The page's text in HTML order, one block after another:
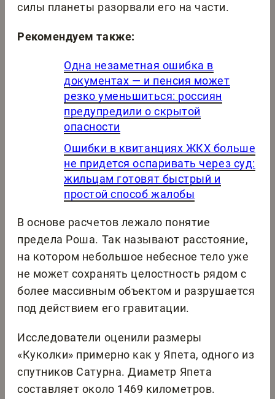
силы планеты разорвали его на части.
Рекомендуем также:
Одна незаметная ошибка в
документах — и пенсия может
резко уменьшиться: россиян
предупредили о скрытой
опасности
Ошибки в квитанциях ЖКХ больше
не придется оспаривать через суд:
жильцам готовят быстрый и
простой способ жалобы
В основе расчетов лежало понятие
предела Роша. Так называют расстояние,
на котором небольшое небесное тело уже
не может сохранять целостность рядом с
более массивным объектом и разрушается
под действием его гравитации.
Исследователи оценили размеры
«Куколки» примерно как у Япета, одного из
спутников Сатурна. Диаметр Япета
составляет около 1469 километров.